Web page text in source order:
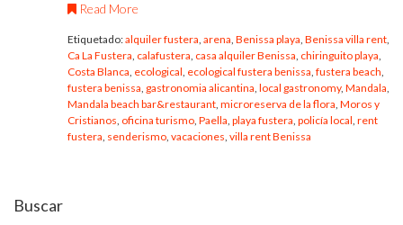
Read More
Etiquetado:alquiler fustera, arena, Benissa playa, Benissa villa rent,
Ca La Fustera, calafustera, casa alquiler Benissa, chiringuito playa,
Costa Blanca, ecological, ecological fustera benissa, fustera beach,
fustera benissa, gastronomia alicantina, local gastronomy, Mandala,
Mandala beach bar&restaurant, microreserva de la flora, Moros y
Cristianos, oficina turismo, Paella, playa fustera, policía local, rent
fustera, senderismo, vacaciones, villa rent Benissa
Buscar